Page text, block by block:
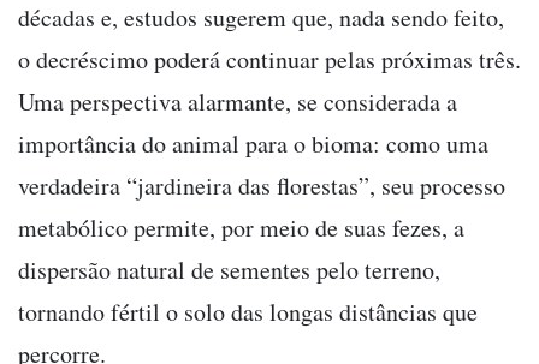
décadas e, estudos sugerem que, nada sendo feito,
o decréscimo poderá continuar pelas próximas três.
Uma perspectiva alarmante, se considerada a
importância do animal para o bioma: como uma
verdadeira “jardineira das florestas”, seu processo
metabólico permite, por meio de suas fezes, a
dispersão natural de sementes pelo terreno,
tornando fértil o solo das longas distâncias que
percorre.